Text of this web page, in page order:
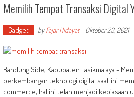
Memilih Tempat Transaksi Digital
Gadget byFajar Hidayat- Oktober 23, 2021
Bandung Side, Kabupaten Tasikmalaya -
perkembangan teknologi digital saat ini
commerce, hal ini telah menjadi kebiasaan